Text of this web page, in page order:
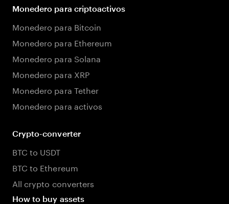
Monedero para criptoactivos
Monedero para Bitcoin
Monedero para Ethereum
Monedero para Solana
Monedero para XRP
Monedero para Tether
Monedero para activos
Crypto-converter
BTC to USDT
BTC to Ethereum
All crypto converters
How to buy assets